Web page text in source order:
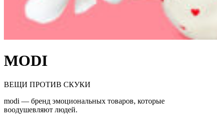
MODI
ВЕЩИ ПРОТИВ СКУКИ
modi — бренд эмоциональных товаров, которые
воодушевляют людей.